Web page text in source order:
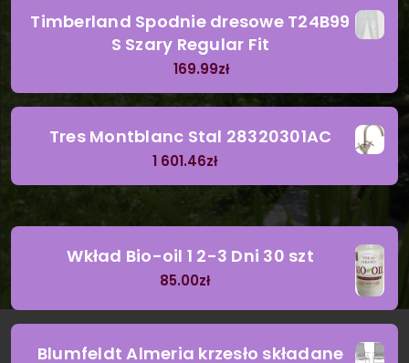
Timberland Spodnie dresowe T24B99
S Szary Regular Fit
169.99zł
Tres Montblanc Stal 28320301AC
1 601.46zł
Wkład Bio-oil 1 2-3 Dni 30 szt
85.00zł
Blumfeldt Almeria krzesło składane